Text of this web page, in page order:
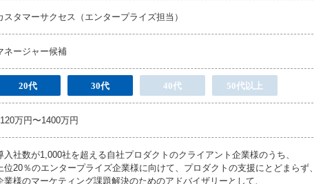
スタマーサクセス（エンタープライズ担当）
ネージャー候補
20代 30代 40代 50代以上
万円〜1400万円
入社数が1,000社を超える自社プロダクトのクライアント企業様のうち、
位20％のエンタープライズ企業様に向けて、プロダクトの支援にとどまらず、
業様のマーケティング課題解決のためのアドバイザリーとして、